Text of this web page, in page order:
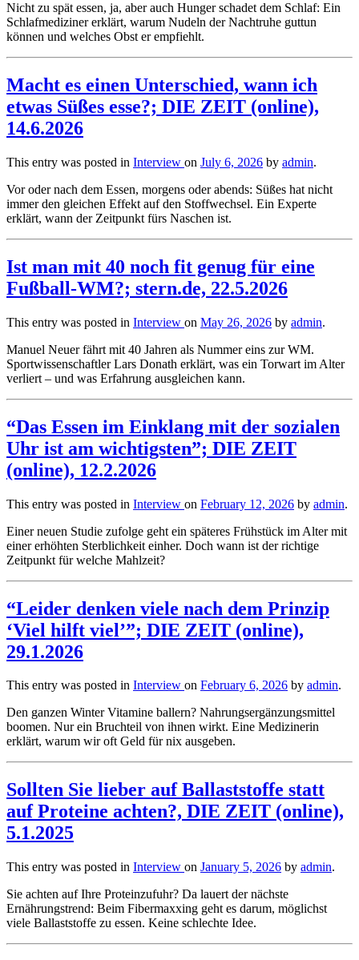
Nicht zu spät essen, ja, aber auch Hunger schadet dem Schlaf: Ein
Schlafmediziner erklärt, warum Nudeln der Nachtruhe guttun
können und welches Obst er empfiehlt.
Macht es einen Unterschied, wann ich
etwas Süßes esse?; DIE ZEIT (online),
14.6.2026
This entry was posted in Interview on July 6, 2026 by admin.
Vor oder nach dem Essen, morgens oder abends: Süßes hat nicht
immer den gleichen Effekt auf den Stoffwechsel. Ein Experte
erklärt, wann der Zeitpunkt fürs Naschen ist.
Ist man mit 40 noch fit genug für eine
Fußball-WM?; stern.de, 22.5.2026
This entry was posted in Interview on May 26, 2026 by admin.
Manuel Neuer fährt mit 40 Jahren als Nummer eins zur WM.
Sportwissenschaftler Lars Donath erklärt, was ein Torwart im Alter
verliert – und was Erfahrung ausgleichen kann.
“Das Essen im Einklang mit der sozialen
Uhr ist am wichtigsten”; DIE ZEIT
(online), 12.2.2026
This entry was posted in Interview on February 12, 2026 by admin.
Einer neuen Studie zufolge geht ein späteres Frühstück im Alter mit
einer erhöhten Sterblichkeit einher. Doch wann ist der richtige
Zeitpunkt für welche Mahlzeit?
“Leider denken viele nach dem Prinzip
‘Viel hilft viel’”; DIE ZEIT (online),
29.1.2026
This entry was posted in Interview on February 6, 2026 by admin.
Den ganzen Winter Vitamine ballern? Nahrungsergänzungsmittel
boomen. Nur ein Bruchteil von ihnen wirkt. Eine Medizinerin
erklärt, warum wir oft Geld für nix ausgeben.
Sollten Sie lieber auf Ballaststoffe statt
auf Proteine achten?, DIE ZEIT (online),
5.1.2025
This entry was posted in Interview on January 5, 2026 by admin.
Sie achten auf Ihre Proteinzufuhr? Da lauert der nächste
Ernährungstrend: Beim Fibermaxxing geht es darum, möglichst
viele Ballaststoffe zu essen. Keine schlechte Idee.